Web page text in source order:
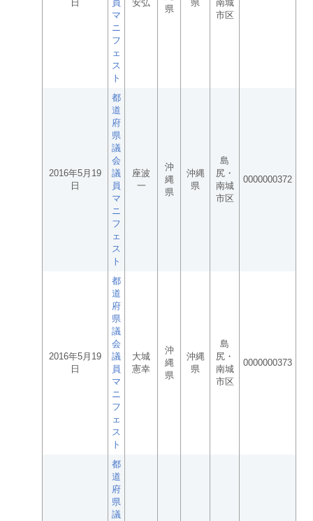
日
員
マ
ニ
フ
ェ
ス
ト
安弘
県
県
南城
市区
2016年5月19
日
都
道
府
県
議
会
議
員
マ
ニ
フ
ェ
ス
ト
座波
一
沖
縄
県
沖縄
県
島
尻・
南城
市区
0000000372
2016年5月19
日
都
道
府
県
議
会
議
員
マ
ニ
フ
ェ
ス
ト
大城
憲幸
沖
縄
県
沖縄
県
島
尻・
南城
市区
0000000373
都
道
府
県
議